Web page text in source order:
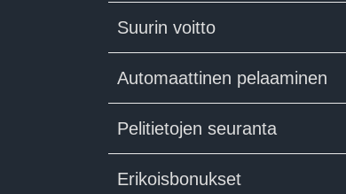
Suurin voitto
Automaattinen pelaaminen
Pelitietojen seuranta
Erikoisbonukset